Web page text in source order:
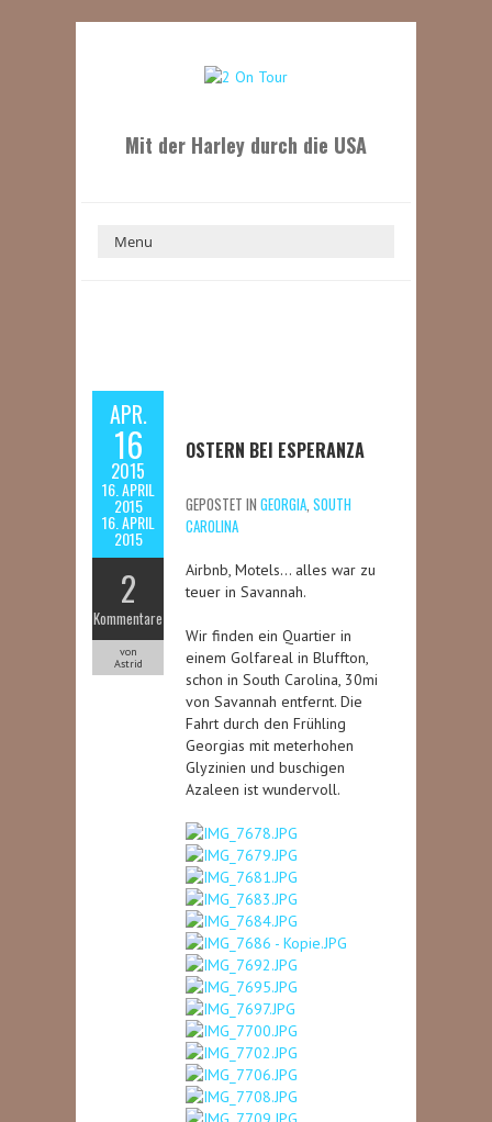
Mit der Harley durch die USA
APR.
16
2015
16. APRIL
2015
16. APRIL
2015
2
Kommentare
von
Astrid
OSTERN BEI ESPERANZA
GEPOSTET IN GEORGIA, SOUTH
CAROLINA
Airbnb, Motels… alles war zu
teuer in Savannah.
Wir finden ein Quartier in
einem Golfareal in Bluffton,
schon in South Carolina, 30mi
von Savannah entfernt. Die
Fahrt durch den Frühling
Georgias mit meterhohen
Glyzinien und buschigen
Azaleen ist wundervoll.